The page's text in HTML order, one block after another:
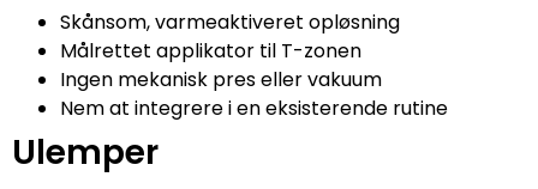
Skånsom, varmeaktiveret opløsning
Målrettet applikator til T-zonen
Ingen mekanisk pres eller vakuum
Nem at integrere i en eksisterende rutine
Ulemper